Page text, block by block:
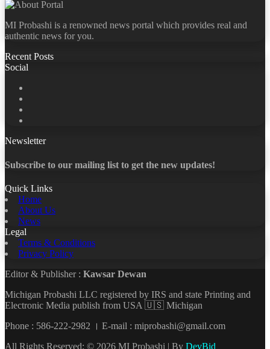
MI Probashi is a renowned news portal which provides real and
authentic news for you.
Recent Posts
Social
Newsletter
Subscribe to our mailing list to get the new updates!
Quick Links
Home
About Us
News
Legal
Terms & Conditions
Privacy Policy
Editor & Publisher : Kawsar Dewan
Michigan Probashi LLC registered by IRS and state Printing and
Electronic Media publish from USA 🇺🇸 Michigan
Phone : 586-222-2982 । E-mail : miprobashi@gmail.com
All Rights Reserved: © 2026 MI Probashi | By DevBid